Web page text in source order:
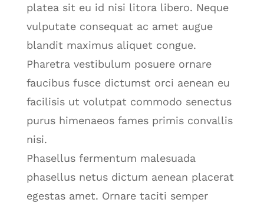
platea sit eu id nisi litora libero. Neque
vulputate consequat ac amet augue
blandit maximus aliquet congue.
Pharetra vestibulum posuere ornare
faucibus fusce dictumst orci aenean eu
facilisis ut volutpat commodo senectus
purus himenaeos fames primis convallis
nisi.
Phasellus fermentum malesuada
phasellus netus dictum aenean placerat
egestas amet. Ornare taciti semper